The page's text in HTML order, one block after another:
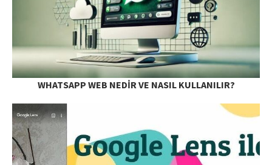
WHATSAPP WEB NEDIR VE NASIL KULLANILIR?